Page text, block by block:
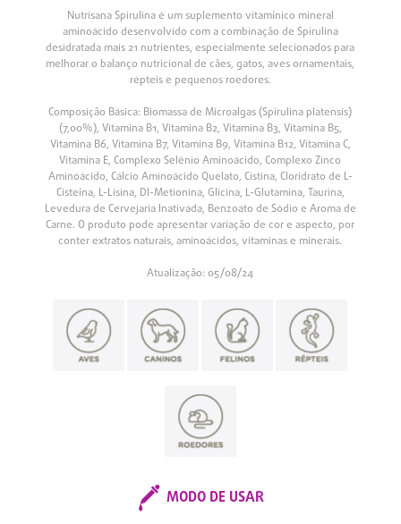
Nutrisana Spirulina é um suplemento vitamínico mineral
aminoácido desenvolvido com a combinação de Spirulina
desidratada mais 21 nutrientes, especialmente selecionados para
melhorar o balanço nutricional de cães, gatos, aves ornamentais,
répteis e pequenos roedores.
Composição Básica: Biomassa de Microalgas (Spirulina platensis)
(7,00%), Vitamina B1, Vitamina B2, Vitamina B3, Vitamina B5,
Vitamina B6, Vitamina B7, Vitamina B9, Vitamina B12, Vitamina C,
Vitamina E, Complexo Selênio Aminoácido, Complexo Zinco
Aminoácido, Cálcio Aminoácido Quelato, Cistina, Cloridrato de L-
Cisteína, L-Lisina, Dl-Metionina, Glicina, L-Glutamina, Taurina,
Levedura de Cervejaria Inativada, Benzoato de Sódio e Aroma de
Carne. O produto pode apresentar variação de cor e aspecto, por
conter extratos naturais, aminoácidos, vitaminas e minerais.
Atualização: 05/08/24
MODO DE USAR